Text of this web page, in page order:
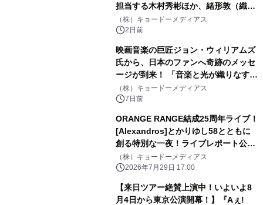
担当する木村秀彬ほか、緒形敦（織田
信澄役）、松本怜生（石田三成役）が
ゲスト出演 8 月 5 日（水）10:00 よ
（株）キョードーメディアス
2日前
映画音楽の巨匠ジョン・ウィリアムズ
氏から、日本のファンへ奇跡のメッセ
ージが到来！ 「音楽と光が織りなす素
晴らしい夜に！」9 月 5 日開催の『埼
スタ花火』へ向け、直筆サイン入りレ
（株）キョードーメディアス
7日前
ORANGE RANGE結成25周年ライブ！
[Alexandros]とかりゆし58とともに
創る特別な一夜！ライブレポート公
開！「YOKOHAMA UNITE音楽祭
2026 presents ORANGE RANGE
プルー」
（株）キョードーメディアス
2026年7月29日 17:00
【来日ツアー絶賛上演中！いよいよ8
月4日から東京公演開幕！】『Aぇ!